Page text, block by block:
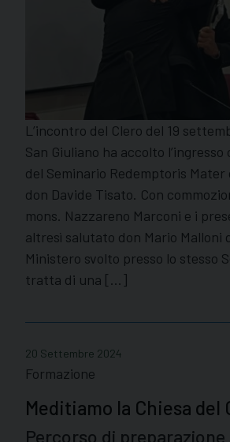
L’incontro del Clero del 19
San Giuliano ha accolto
del Seminario Redemptoris Mater
don Davide Tisato. Con
mons. Nazzareno Marconi e i
altresì salutato don Mario Malloni
Ministero svolto presso lo stesso
tratta di una […]
20 Settembre 2024
Formazione
Meditiamo la Chiesa del
Percorso di